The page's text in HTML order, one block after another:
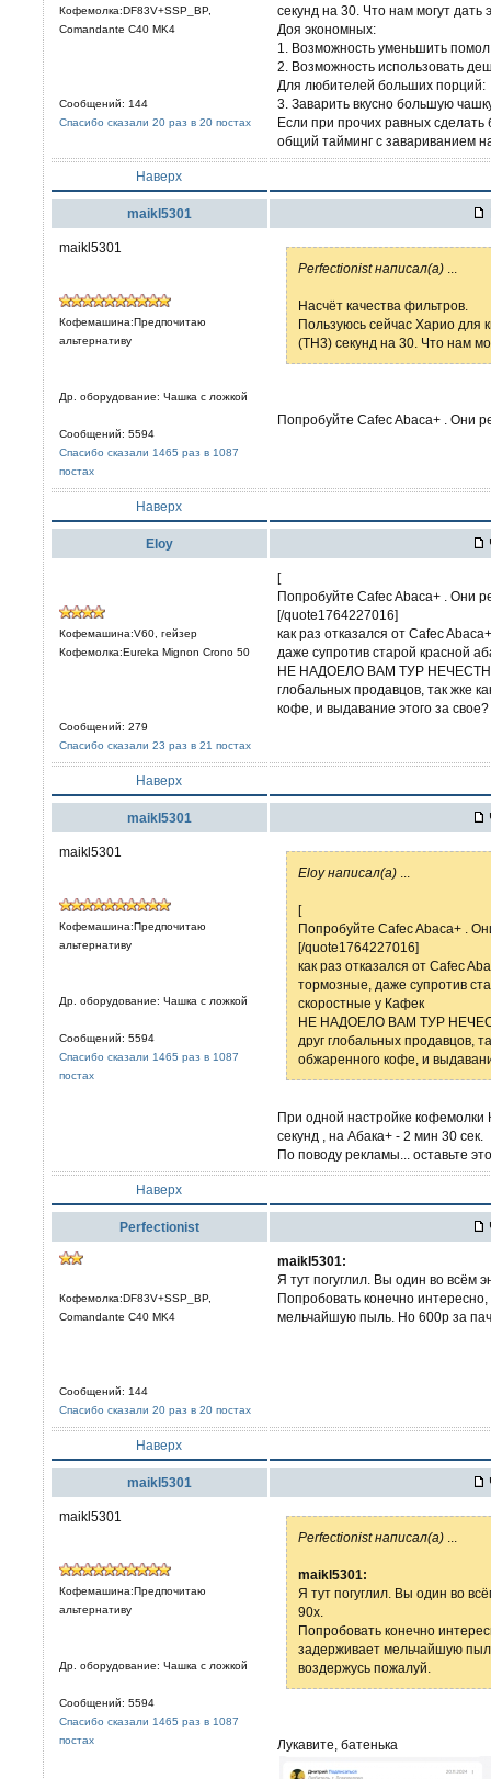
Кофемолка:DF83V+SSP_BP,
Comandante C40 MK4
Сообщений: 144
Спасибо сказали 20 раз в 20 постах
секунд на 30. Что нам могут дать
Доя экономных:
1. Возможность уменьшить
2. Возможность использовать
Для любителей больших порций:
3. Заварить вкусно большую
Если при прочих равных
общий тайминг с завариванием
Наверх
maikl5301
maikl5301
Кофемашина:Предпочитаю
альтернативу
Др. оборудование: Чашка с ложкой
Сообщений: 5594
Спасибо сказали 1465 раз в 1087
постах
Perfectionist написал(а)
Насчёт качества фильтров.
Пользуюсь сейчас Харио для
(TH3) секунд на 30. Что нам
Попробуйте Cafec Abaca+ . Они
Наверх
Eloy
Кофемашина:V60, гейзер
Кофемолка:Eureka Mignon Crono 50
Сообщений: 279
Спасибо сказали 23 раз в 21 постах
[
Попробуйте Cafec Abaca+ . Они
[/quote1764227016]
как раз отказался от Cafec
даже супротив старой красной
НЕ НАДОЕЛО ВАМ ТУР
глобальных продавцов, так жке
кофе, и выдавание этого за свое?
Наверх
maikl5301
maikl5301
Кофемашина:Предпочитаю
альтернативу
Др. оборудование: Чашка с ложкой
Сообщений: 5594
Спасибо сказали 1465 раз в 1087
постах
Eloy написал(а)
[
Попробуйте Cafec Abaca+ .
[/quote1764227016]
как раз отказался от Cafec
тормозные, даже супротив
скоростные у Кафек
НЕ НАДОЕЛО ВАМ ТУР
друг глобальных продавцов,
обжаренного кофе, и
При одной настройке
секунд , на Абака+ - 2 мин 30 сек.
По поводу рекламы... оставьте
Наверх
Perfectionist
Кофемолка:DF83V+SSP_BP,
Comandante C40 MK4
Сообщений: 144
Спасибо сказали 20 раз в 20 постах
maikl5301:
Я тут погуглил. Вы один во всём
Попробовать конечно
мельчайшую пыль. Но 600р за
Наверх
maikl5301
maikl5301
Кофемашина:Предпочитаю
альтернативу
Др. оборудование: Чашка с ложкой
Сообщений: 5594
Спасибо сказали 1465 раз в 1087
постах
Perfectionist написал(а)
maikl5301:
Я тут погуглил. Вы один во
90х.
Попробовать конечно
задерживает мельчайшую
воздержусь пожалуй.
Лукавите, батенька